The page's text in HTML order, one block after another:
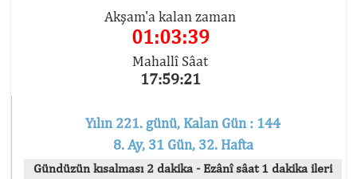
Akşam'a kalan zaman
01:03:38
Mahallî Sâat
17:59:22
Yılın 221. günü, Kalan Gün : 144
8. Ay, 31 Gün, 32. Hafta
Gündüzün kısalması 2 dakika - Ezânî sâat 1 dakika ileri